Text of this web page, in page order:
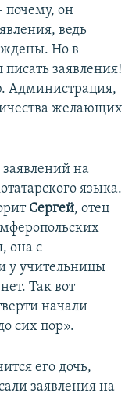
почему, он
ведь
Но в
заявления!
Администрация,
желающих
на
языка.
Сергей, отец
она с
у учительницы
Так вот
начали
сих пор».
его дочь,
заявления на